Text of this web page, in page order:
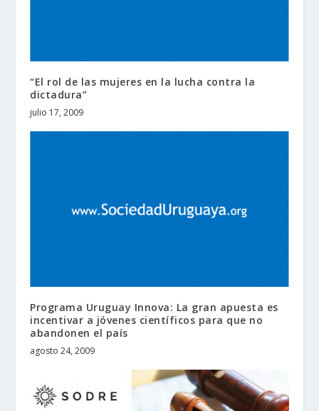
“El rol de las mujeres en la lucha contra la
dictadura”
julio 17, 2009
Programa Uruguay Innova: La gran apuesta es
incentivar a jóvenes científicos para que no
abandonen el país
agosto 24, 2009